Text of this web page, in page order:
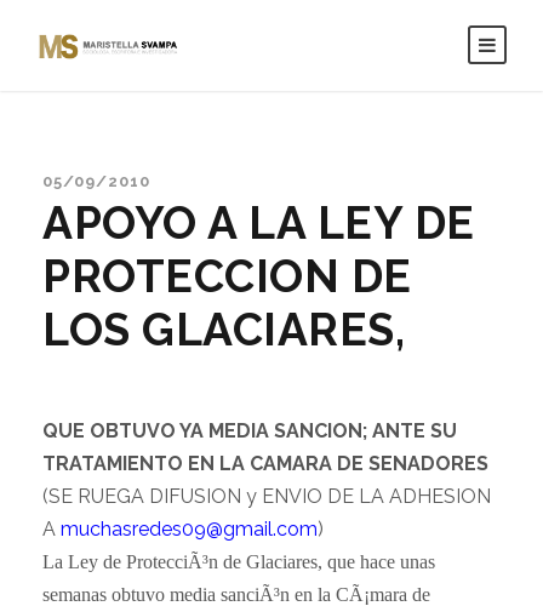
05/09/2010
APOYO A LA LEY DE
PROTECCION DE
LOS GLACIARES,
QUE OBTUVO YA MEDIA SANCION; ANTE SU
TRATAMIENTO EN LA CAMARA DE SENADORES
(SE RUEGA DIFUSION y ENVIO DE LA ADHESION
A muchasredes09@gmail.com)
La Ley de ProtecciÃ³n de Glaciares, que hace unas
semanas obtuvo media sanciÃ³n en la CÃ¡mara de